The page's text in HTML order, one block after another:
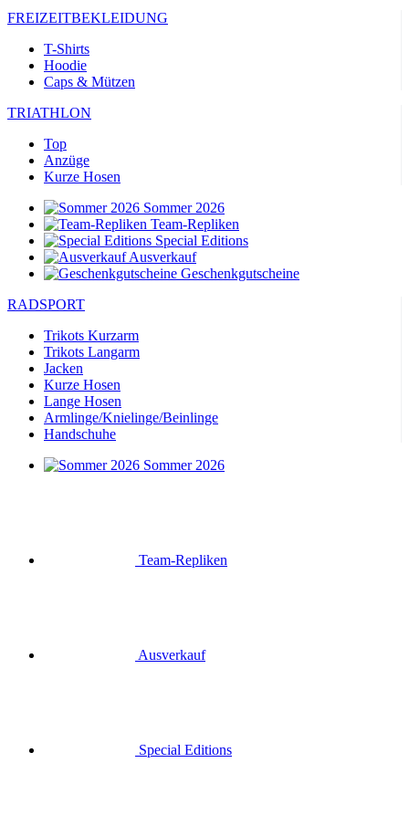
FREIZEITBEKLEIDUNG
T-Shirts
Hoodie
Caps & Mützen
TRIATHLON
Top
Anzüge
Kurze Hosen
Sommer 2026
Team-Repliken
Special Editions
Ausverkauf
Geschenkgutscheine
RADSPORT
Trikots Kurzarm
Trikots Langarm
Jacken
Kurze Hosen
Lange Hosen
Armlinge/Knielinge/Beinlinge
Handschuhe
Sommer 2026